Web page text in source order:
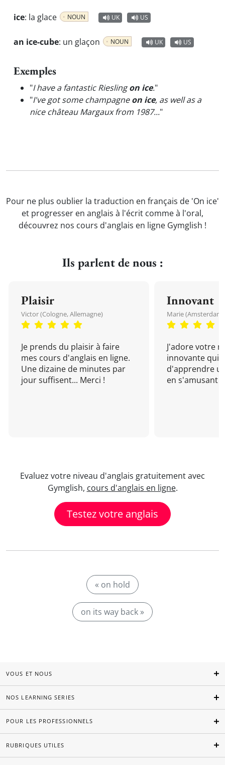
ice: la glace NOUN UK US
an ice-cube: un glaçon NOUN UK US
Exemples
"I have a fantastic Rieslingon ice."
"I've got some champagneon ice, as well as a
nice château Margaux from 1987..."
Pour ne plus oublier la traduction en français de 'On ice'
et progresser en anglais à l'écrit comme à l'oral,
découvrez nos cours d'anglais en ligne Gymglish !
Ils parlent de nous :
Plaisir
Victor (Cologne, Allemagne)
Je prends du plaisir à faire
mes cours d'anglais en ligne.
Une dizaine de minutes par
jour suffisent... Merci !
Innovant
Marie (Amsterdam,
J'adore votre
innovante qui
d'apprendre
en s'amusant !
Evaluez votre niveau d'anglais gratuitement avec
Gymglish, cours d'anglais en ligne.
Testez votre anglais
« on hold
on its way back »
VOUS ET NOUS
NOS LEARNING SERIES
POUR LES PROFESSIONNELS
RUBRIQUES UTILES